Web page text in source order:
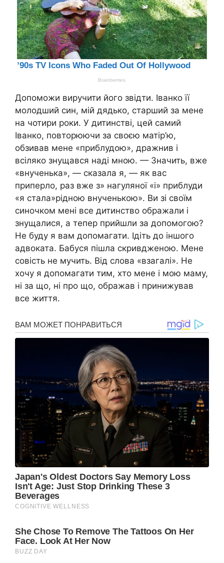
Допоможи виручити його звідти. Іванко її
молодший син, мій дядько, старший за мене
на чотири роки. У дитинстві, цей самий
Іванко, повторюючи за своєю матір’ю,
обзивав мене «приблудою», дражнив і
всіляко знущався наді мною. — Значить, вже
«внученька», — сказала я, — як вас
приперло, раз вже з» нагуляної «і» приблуди
«я стала»рідною внученькою». Ви зі своїм
синочком мені все дитинство ображали і
знущалися, а тепер прийшли за допомогою?
Не буду я вам допомагати. Ідіть до іншого
адвоката. Бабуся пішла скривдженою. Мене
совість не мучить. Від слова «взагалі». Не
хочу я допомагати тим, хто мене і мою маму,
ні за що, ні про що, ображав і принижував
все життя.